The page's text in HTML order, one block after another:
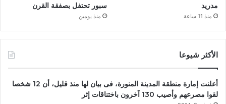
مدريد
منذ 11 ساعة
سبور تحتفل بصفقة القرن
منذ يومين
الأكثر شيوعا
أعلنت إمارة منطقة المدينة المنورة، فى بيان لها منذ قليل، أن 12 شخصا
لقوا مصرعهم وأصيب 130 آخرون باختناقات إثر